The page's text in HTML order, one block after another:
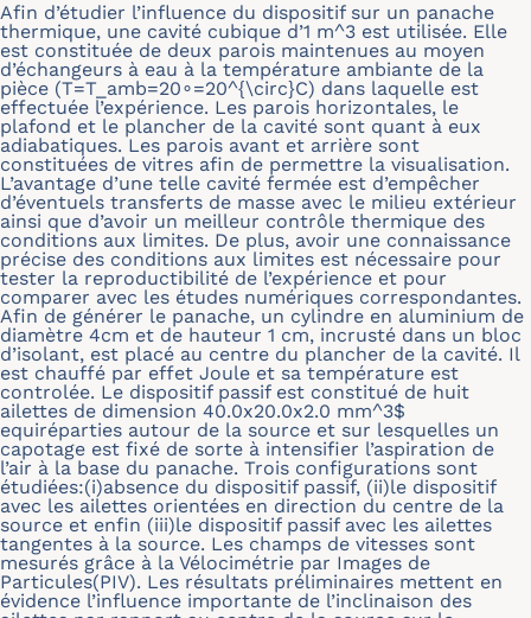
Afin d’étudier l’influence du dispositif sur un panache
thermique, une cavité cubique d’1 m^3 est utilisée. Elle
est constituée de deux parois maintenues au moyen
d’échangeurs à eau à la température ambiante de la
pièce (T=T_amb=20∘=20^{\circ}C) dans laquelle est
effectuée l’expérience. Les parois horizontales, le
plafond et le plancher de la cavité sont quant à eux
adiabatiques. Les parois avant et arrière sont
constituées de vitres afin de permettre la visualisation.
L’avantage d’une telle cavité fermée est d’empêcher
d’éventuels transferts de masse avec le milieu extérieur
ainsi que d’avoir un meilleur contrôle thermique des
conditions aux limites. De plus, avoir une connaissance
précise des conditions aux limites est nécessaire pour
tester la reproductibilité de l’expérience et pour
comparer avec les études numériques correspondantes.
Afin de générer le panache, un cylindre en aluminium de
diamètre 4cm et de hauteur 1 cm, incrusté dans un bloc
d’isolant, est placé au centre du plancher de la cavité. Il
est chauffé par effet Joule et sa température est
controlée. Le dispositif passif est constitué de huit
ailettes de dimension 40.0x20.0x2.0 mm^3$
equiréparties autour de la source et sur lesquelles un
capotage est fixé de sorte à intensifier l’aspiration de
l’air à la base du panache. Trois configurations sont
étudiées:(i)absence du dispositif passif, (ii)le dispositif
avec les ailettes orientées en direction du centre de la
source et enfin (iii)le dispositif passif avec les ailettes
tangentes à la source. Les champs de vitesses sont
mesurés grâce à la Vélocimétrie par Images de
Particules(PIV). Les résultats préliminaires mettent en
évidence l’influence importante de l’inclinaison des